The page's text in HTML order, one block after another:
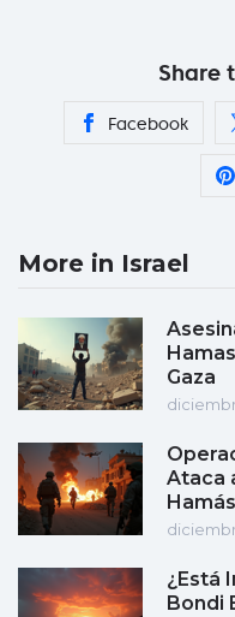
Share
Facebook
More in Israel
Gaza
Ataca
¿Está
Bondi